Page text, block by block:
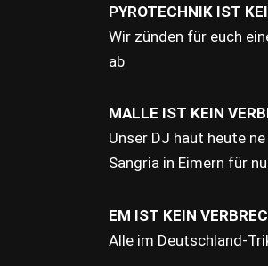
PYROTECHNIK IST
Wir zünden für euch
ab
MALLE IST KEIN
Unser DJ haut heute
Sangria in Eimern für
EM IST KEIN
Alle im Deutschland-